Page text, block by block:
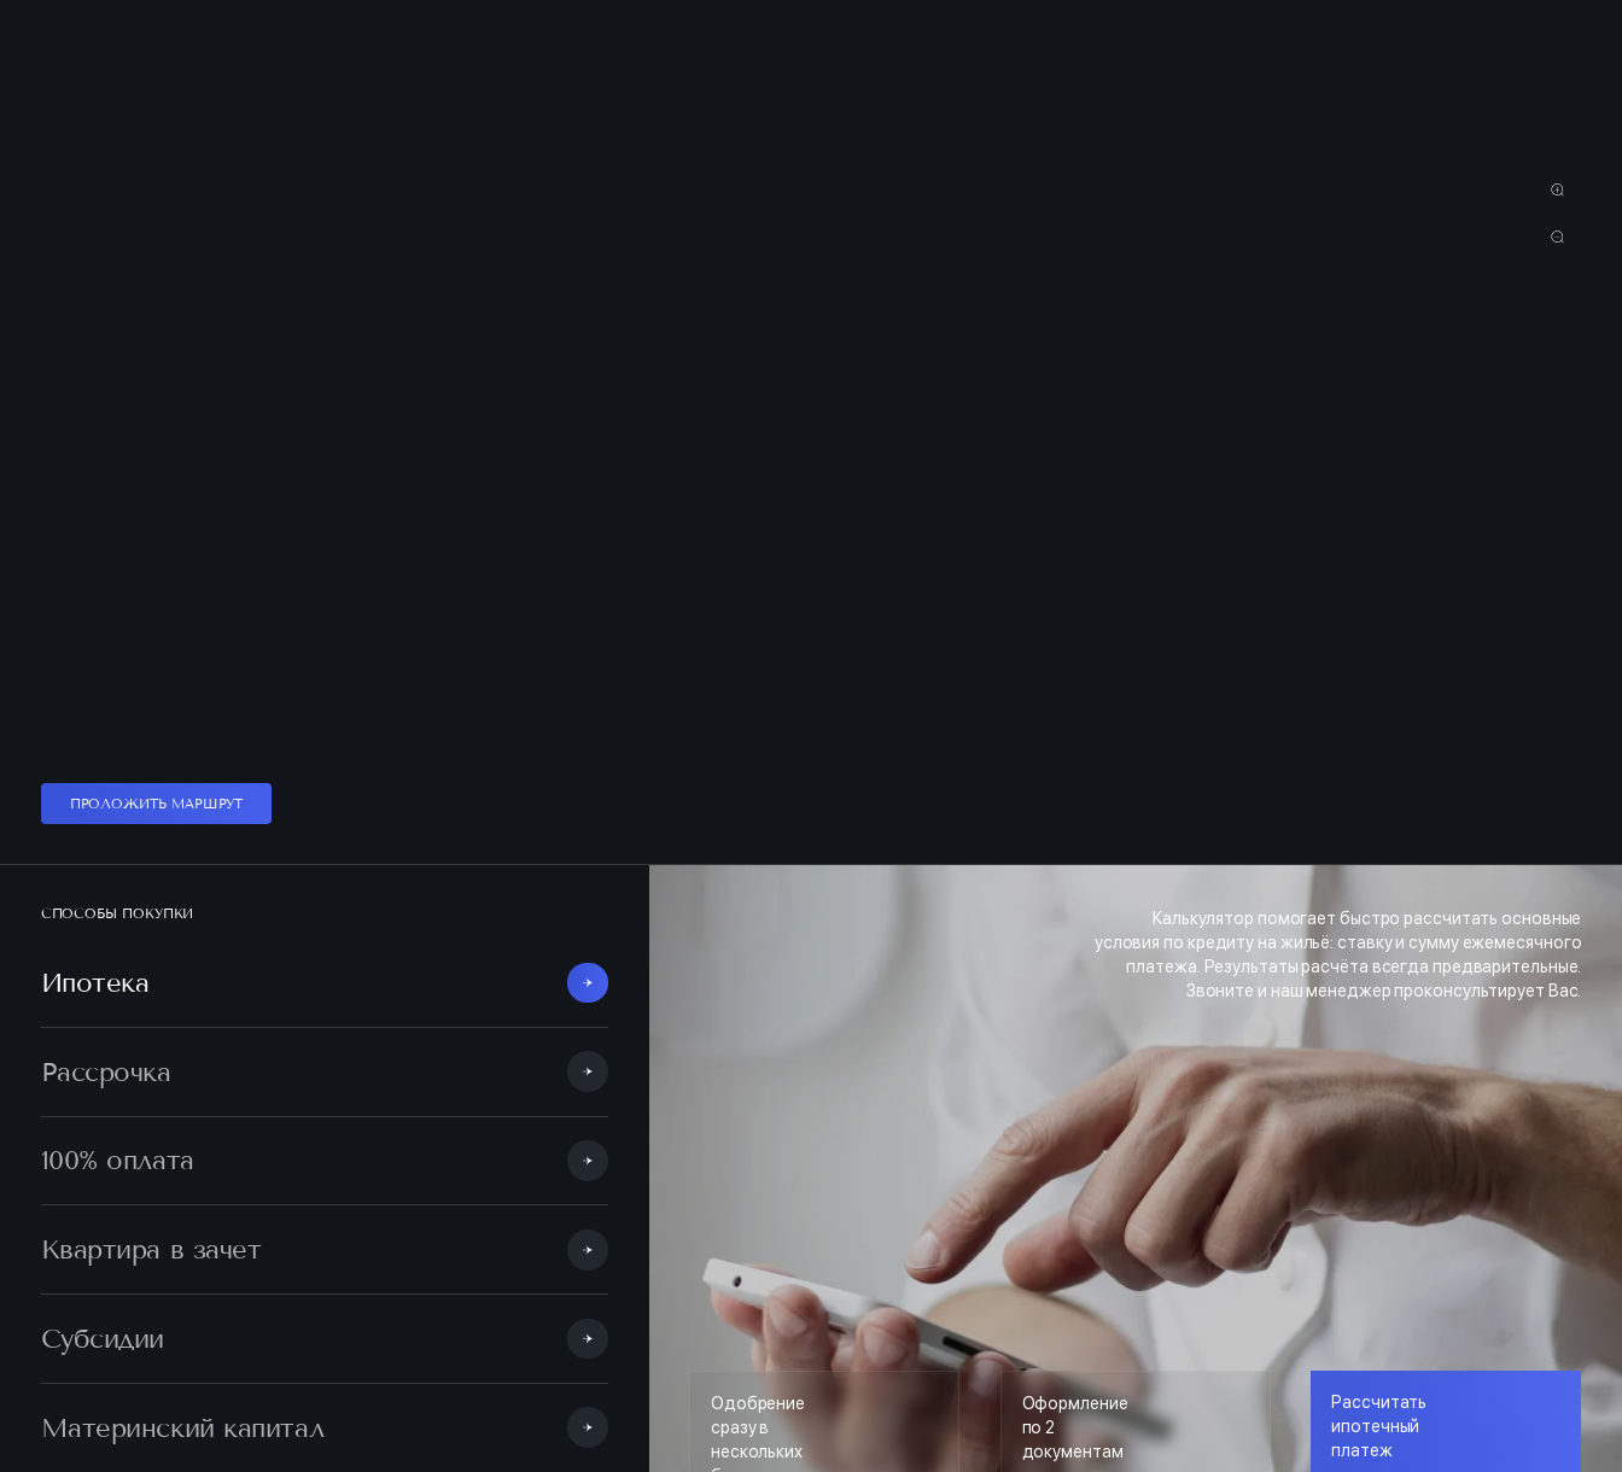
ПРОЛОЖИТЬ МАРШРУТ
СПОСОБЫ ПОКУПКИ
Ипотека
Рассрочка
100% оплата
Квартира в зачет
Субсидии
Материнский капитал
Калькулятор помогает быстро рассчитать основные
условия по кредиту на жильё: ставку и сумму ежемесячного
платежа. Результаты расчёта всегда предварительные.
Звоните и наш менеджер проконсультирует Вас.
Одобрение
сразу в
нескольких
Оформление
по 2
документам
Рассчитать
ипотечный
платеж